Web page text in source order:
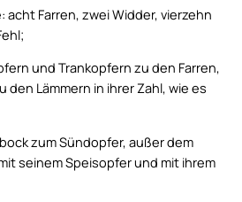
acht Farren, zwei Widder, vierzehn
und Trankopfern zu den Farren,
den Lämmern in ihrer Zahl, wie es
zum Sündopfer, außer dem
seinem Speisopfer und mit ihrem